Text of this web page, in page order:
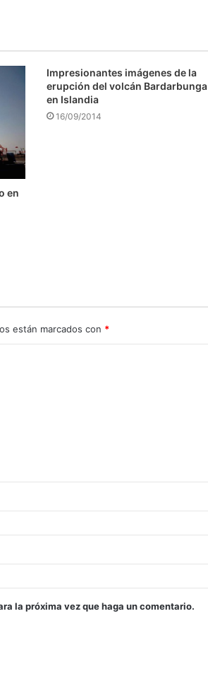
en
Impresionantes imágenes de la
erupción del volcán Bardarbunga
en Islandia
16/09/2014
están marcados con *
la próxima vez que haga un comentario.